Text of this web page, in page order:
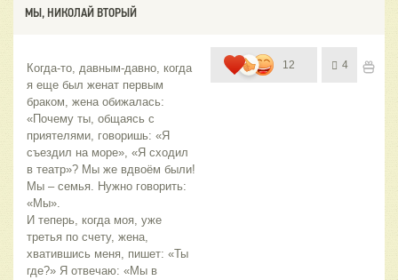
МЫ, НИКОЛАЙ ВТОРЫЙ
Когда-то, давным-давно, когда
я еще был женат первым
браком, жена обижалась:
«Почему ты, общаясь с
приятелями, говоришь: «Я
съездил на море», «Я сходил
в театр»? Мы же вдвоём были!
Мы – семья. Нужно говорить:
«Мы».
И теперь, когда моя, уже
третья по счету, жена,
хватившись меня, пишет: «Ты
где?» Я отвечаю: «Мы в
12 4